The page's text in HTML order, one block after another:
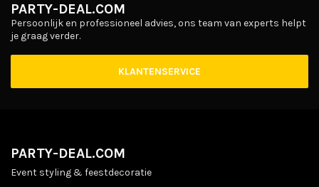
PARTY-DEAL.COM
Persoonlijk en professioneel advies, ons team van experts helpt
je graag verder.
KLANTENSERVICE
PARTY-DEAL.COM
Event styling & feestdecoratie